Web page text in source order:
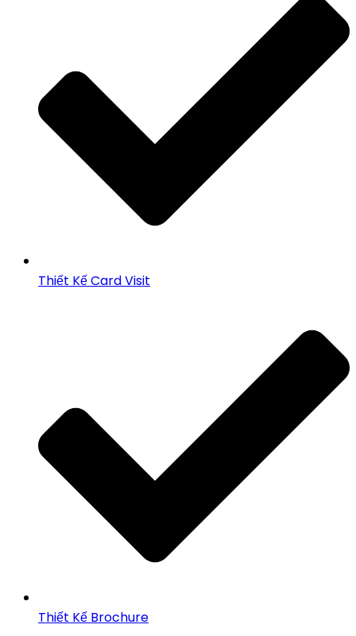
Thiết Kế Card Visit
Thiết Kế Brochure